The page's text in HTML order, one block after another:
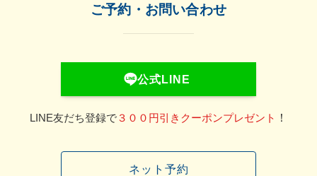
ご予約・お問い合わせ
公式LINE
LINE友だち登録で３００円引きクーポンプレゼント ！
ネット予約